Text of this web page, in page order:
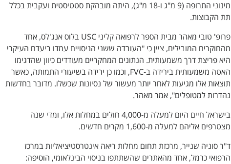
מינוני התרופה (9 מ"ג ו‑18 מ"ג), היתה מובהקת סטטיסטית ועקבית בכלל
תת הקבוצות.
פרופ' טובי מאהר מבית הספר לרפואה קליני USC בלוס אנג'לס, אחד
מהחוקרים המובילים, ציין כי "העובדה ששני הניסויים עמדו ביעדם העיקרי
היא פריצת דרך משמעותית. הנתונים המחקריים מעודדים כיוון שהדגימו
האטה משמעותית בירידה ב-FVC, וכמו כן ירידה בשיעורי התמותה, כאשר
תוצאות אלו מגיעות לאחר יותר מעשור של נסיונות שכשלו. מדובר בחדשות
נהדרות למטופלים", אמר מאהר.
בישראל חיים היום למעלה מ-4,000 חולים במחלות אלו, ומדי שנה
מצטרפים אליהם למעלה מ-1,600 מקרים חדשים.
ד"ר סוניה שנייר, מרכזת תחום מחלות ריאה אינטרסטיציאליות במרכז
הרפואי כרמל, אחד מהאתרים שהשתתפו בניסוי הבינלאומי, הוסיפה: